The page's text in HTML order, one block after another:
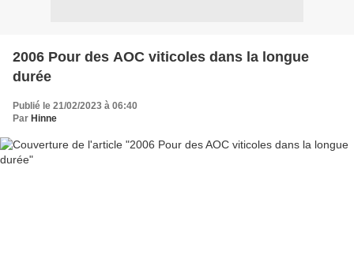
2006 Pour des AOC viticoles dans la longue
durée
Publié le 21/02/2023 à 06:40
Par Hinne